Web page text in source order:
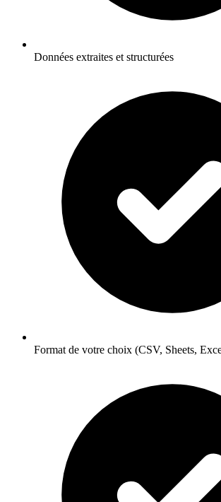
Données extraites et structurées
Format de votre choix (CSV, Sheets,